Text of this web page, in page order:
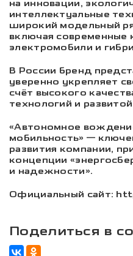
на инновации,
интеллектуальные
широкий модельный
включая современные
электромобили и
В России бренд
уверенно укрепляет
счёт высокого
технологий и
«Автономное
мобильность» —
развития компании,
концепции
и надежности».
Официальный сайт:
Поделиться в